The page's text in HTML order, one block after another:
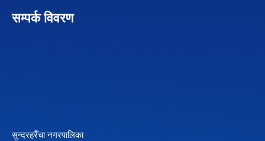
सम्पर्क विवरण
सुन्दरहरैँचा नगरपालिका